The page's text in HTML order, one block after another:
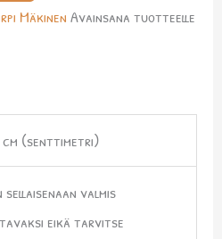
Mäkinen Avainsana tuotteelle
cm (senttimetri)
valmis
eikä tarvitse